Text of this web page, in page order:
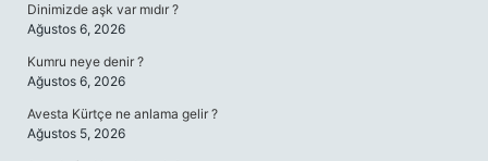
Dinimizde aşk var mıdır ?
Ağustos 6, 2026
Kumru neye denir ?
Ağustos 6, 2026
Avesta Kürtçe ne anlama gelir ?
Ağustos 5, 2026